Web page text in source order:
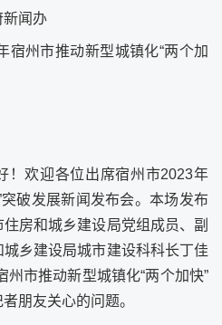
新闻办
宿州市推动新型城镇化“两个加
！欢迎各位出席宿州市2023年
破发展新闻发布会。本场发布
房和城乡建设局党组成员、副
乡建设局城市建设科科长丁佳
市推动新型城镇化“两个加快”
朋友关心的问题。